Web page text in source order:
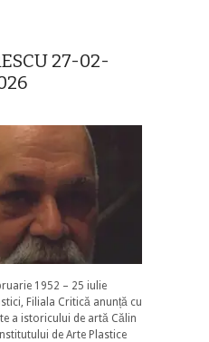
27-02-
1952 – 25 iulie
Filiala Critică anunță cu
a istoricului de artă Călin
de Arte Plastice